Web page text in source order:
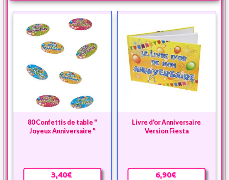
80 Confettis de table "
Joyeux Anniversaire "
3,40€
Livre d'or Anniversaire
Version Fiesta
6,90€